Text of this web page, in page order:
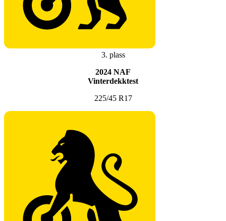
3. plass
2024 NAF
Vinterdekktest
225/45 R17